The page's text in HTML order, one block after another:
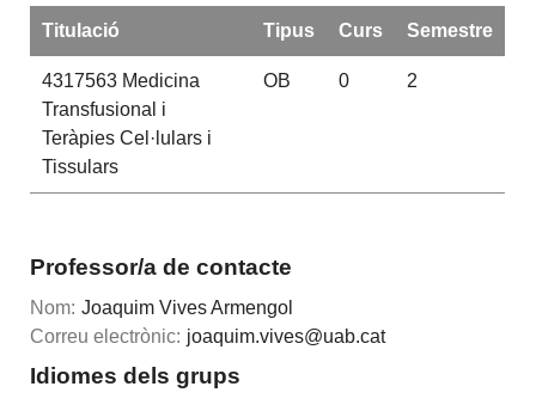
Titulació Tipus Curs Semestre
4317563Medicina
Transfusional i
Teràpies Cel·lulars i
Tissulars
OB 0 2
Professor/a de contacte
Nom: Joaquim Vives Armengol
Correu electrònic: joaquim.vives@uab.cat
Idiomes dels grups